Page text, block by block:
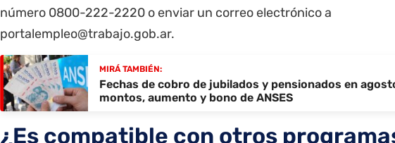
número 0800-222-2220 o enviar un correo electrónico a
portalempleo@trabajo.gob.ar.
MIRÁ TAMBIÉN:
Fechas de cobro de jubilados y pensionados en
montos, aumento y bono de ANSES
¿Es compatible con otros